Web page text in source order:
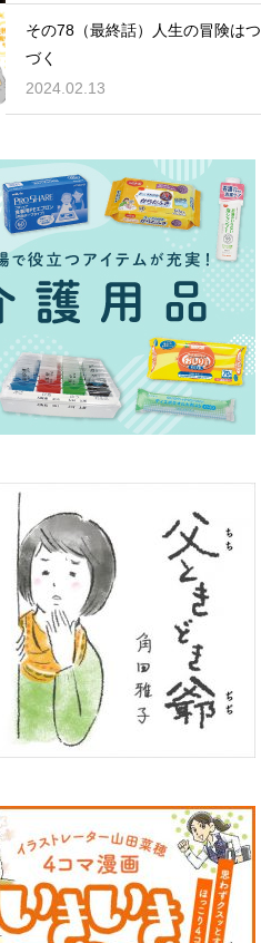
その78（最終話）人生の冒険はつ
づく
2024.02.13